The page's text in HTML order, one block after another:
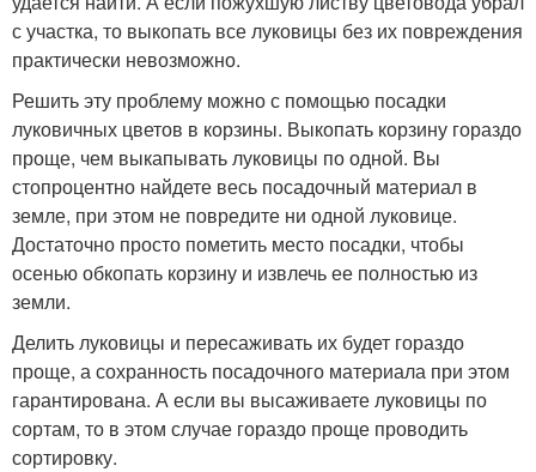
с участка, то выкопать все луковицы без их повреждения
практически невозможно.
Решить эту проблему можно с помощью посадки
луковичных цветов в корзины. Выкопать корзину гораздо
проще, чем выкапывать луковицы по одной. Вы
стопроцентно найдете весь посадочный материал в
земле, при этом не повредите ни одной луковице.
Достаточно просто пометить место посадки, чтобы
осенью обкопать корзину и извлечь ее полностью из
земли.
Делить луковицы и пересаживать их будет гораздо
проще, а сохранность посадочного материала при этом
гарантирована. А если вы высаживаете луковицы по
сортам, то в этом случае гораздо проще проводить
сортировку.